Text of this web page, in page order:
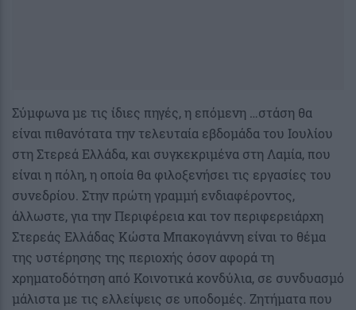
Σύμφωνα με τις ίδιες πηγές, η επόμενη …στάση θα
είναι πιθανότατα την τελευταία εβδομάδα του Ιουλίου
στη Στερεά Ελλάδα, και συγκεκριμένα στη Λαμία, που
είναι η πόλη, η οποία θα φιλοξενήσει τις εργασίες του
συνεδρίου. Στην πρώτη γραμμή ενδιαφέροντος,
άλλωστε, για την Περιφέρεια και τον περιφερειάρχη
Στερεάς Ελλάδας Κώστα Μπακογιάννη είναι το θέμα
της υστέρησης της περιοχής όσον αφορά τη
χρηματοδότηση από Κοινοτικά κονδύλια, σε συνδυασμό
μάλιστα με τις ελλείψεις σε υποδομές. Ζητήματα που